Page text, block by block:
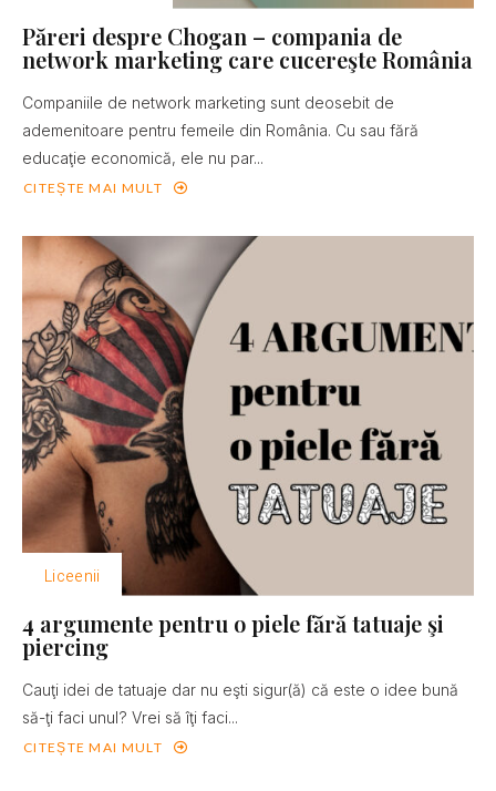
Păreri despre Chogan – compania de
network marketing care cucereşte România
Companiile de network marketing sunt deosebit de
ademenitoare pentru femeile din România. Cu sau fără
educaţie economică, ele nu par...
CITEȘTE MAI MULT
Liceenii
4 argumente pentru o piele fără tatuaje şi
piercing
Cauţi idei de tatuaje dar nu eşti sigur(ă) că este o idee bună
să-ţi faci unul? Vrei să îţi faci...
CITEȘTE MAI MULT